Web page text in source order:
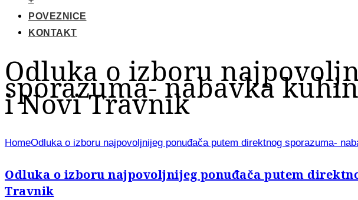
POVEZNICE
KONTAKT
Odluka o izboru
sporazuma- nabavka
i Novi Travnik
HomeOdluka o izboru najpovoljnijeg ponuđača putem direktnog sporazuma-
Odluka o izboru najpovoljnijeg ponuđača putem
Travnik